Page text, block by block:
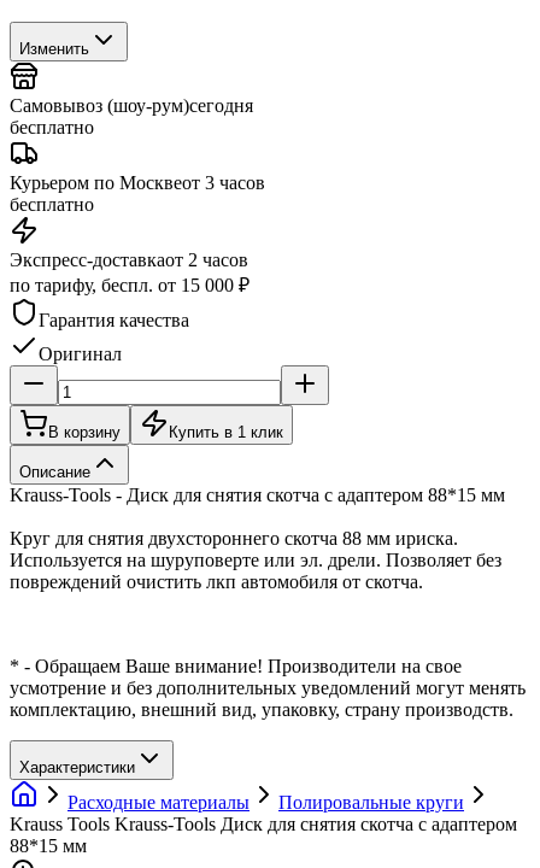
Изменить
Самовывоз (шоу-рум)сегодня
бесплатно
Курьером по Москвеот 3 часов
бесплатно
Экспресс-доставкаот 2 часов
по тарифу, беспл. от 15 000 ₽
Гарантия качества
Оригинал
В корзину Купить в 1 клик
Описание
Krauss-Tools - Диск для снятия скотча с адаптером 88*15 мм
Круг для снятия двухстороннего скотча 88 мм ириска.
Используется на шуруповерте или эл. дрели. Позволяет без
повреждений очистить лкп автомобиля от скотча.
* - Обращаем Ваше внимание! Производители на свое
усмотрение и без дополнительных уведомлений могут менять
комплектацию, внешний вид, упаковку, страну производств.
Характеристики
Расходные материалы
Полировальные круги
Krauss Tools Krauss-Tools Диск для снятия скотча с адаптером
88*15 мм